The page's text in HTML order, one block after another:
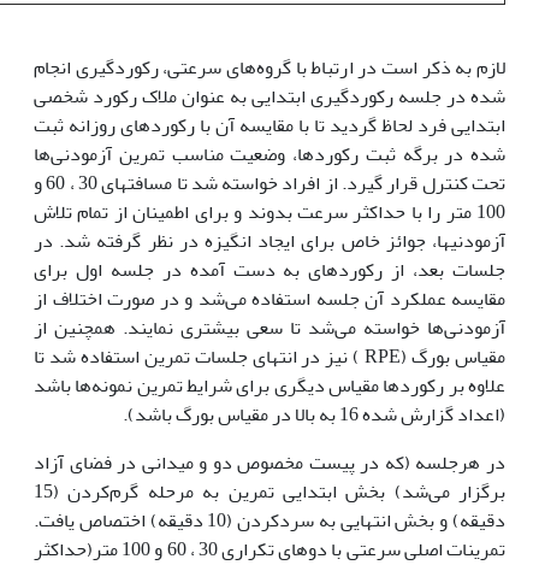
لازم به ذکر است در ارتباط با گروه‌های سرعتی، رکوردگیری انجام
شده در جلسه رکوردگیری ابتدایی به عنوان ملاک رکورد شخصی
ابتدایی فرد لحاظ گردید تا با مقایسه آن با رکورد‌های روزانه ثبت
شده در برگه ثبت رکوردها، وضعیت مناسب تمرین آزمودنی‌ها
تحت کنترل قرار گیرد. از افراد خواسته شد تا مسافت‏های 30 ، 60 و
100 متر را با حداکثر سرعت بدوند و برای اطمینان از تمام تلاش
آزمودنی‎ها، جوائز خاص برای ایجاد انگیزه در نظر گرفته شد. در
جلسات بعد، از رکوردهای به دست آمده در جلسه اول برای
مقایسه عملکرد آن جلسه استفاده می‌شد و در صورت اختلاف از
آزمودنی‌ها خواسته می‌شد تا سعی بیشتری نمایند. همچنین از
مقیاس بورگ (RPE ) نیز در انتهای جلسات تمرین استفاده شد تا
علاوه بر رکوردها مقیاس دیگری برای شرایط تمرین نمونه‌ها باشد
(اعداد گزارش شده 16 به بالا در مقیاس بورگ باشد).
در هرجلسه (که در پیست مخصوص دو‌ و‌ میدانی در فضای آزاد
برگزار می‌شد) بخش ابتدایی تمرین به مرحله گرم‌کردن (15
دقیقه) و بخش انتهایی به سردکردن (10 دقیقه) اختصاص یافت.
تمرینات اصلی سرعتی با دوهای تکراری 30 ، 60 و 100 متر(حداکثر